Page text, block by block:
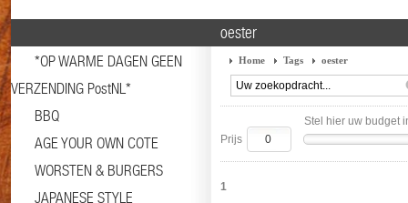
*OP WARME DAGEN GEEN
VERZENDING PostNL*
BBQ
AGE YOUR OWN COTE
WORSTEN & BURGERS
JAPANESE STYLE
oester
Home Tags oester
Stel hier uw budget
Prijs
1